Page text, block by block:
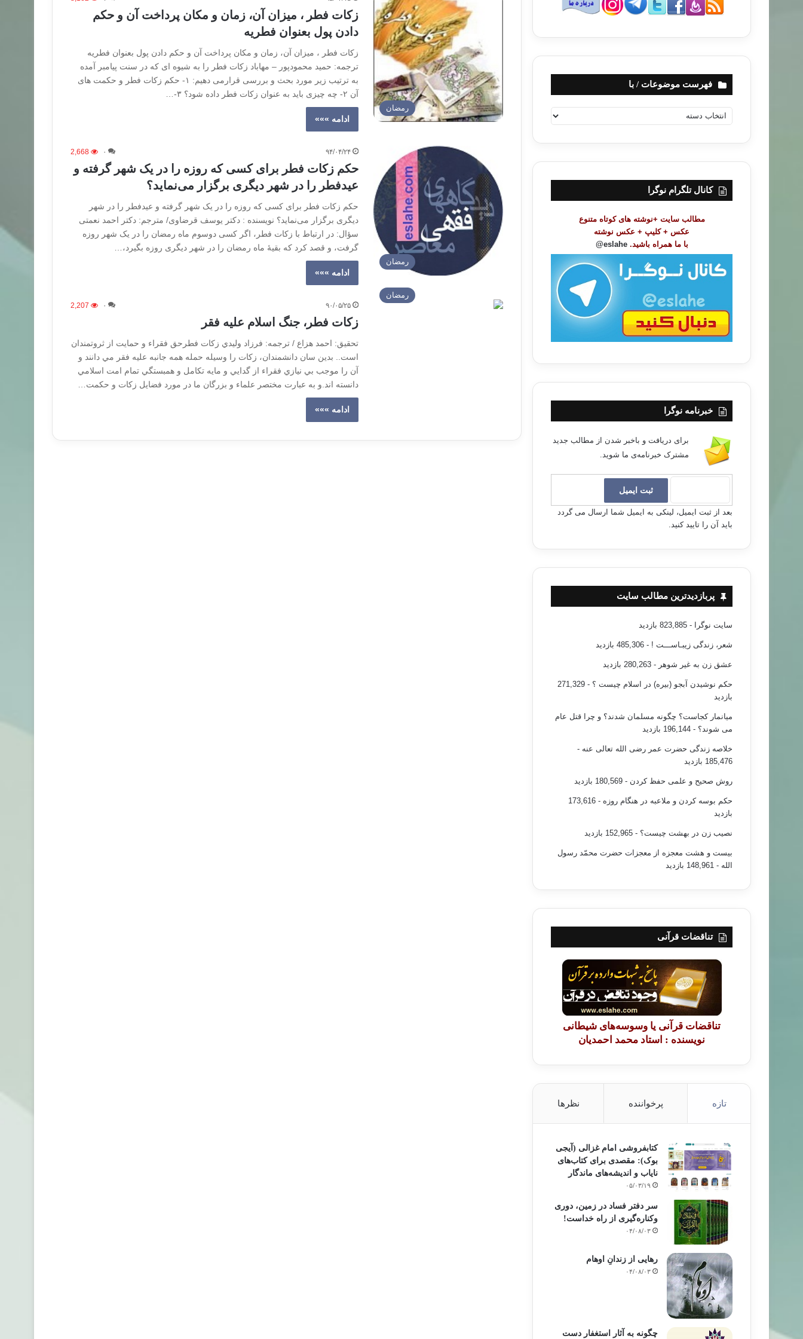
رمضان
زکات فطر ، میزان آن، زمان و مکان پرداخت آن و حکم
دادن پول بعنوان فطریه
زکات فطر ، میزان آن، زمان و مکان پرداخت آن و حکم دادن پول بعنوان فطریه
ترجمه: حمید محمودپور – مهاباد زکات فطر را به شیوه ای که در سنت پیامبر آمده
به ترتیب زیر مورد بحث و بررسی قرارمی دهیم: ۱- حکم زکات فطر و حکمت های
آن ۲- چه چیزی باید به عنوان زکات فطر داده شود؟ ۳-…
ادامه »»»
رمضان
۹۴/۰۴/۲۴ ۰ 2,668
حکم زکات فطر برای کسی که روزه را در یک شهر گرفته و
عیدفطر را در شهر دیگری برگزار می‌نماید؟
حکم زکات فطر برای کسی که روزه را در یک شهر گرفته و عیدفطر را در شهر
دیگری برگزار می‌نماید؟ نویسنده : دکتر یوسف قرضاوی/ مترجم: دکتر احمد نعمتی
سؤال: در ارتباط با زکات فطر، اگر کسی دوسوم ماه رمضان را در یک شهر روزه
گرفت، و قصد کرد که بقیۀ ماه رمضان را در شهر دیگری روزه بگیرد،…
ادامه »»»
رمضان
۹۰/۰۵/۲۵ ۰ 2,207
زكات فطر، جنگ اسلام علیه فقر
تحقيق: احمد هزاع / ترجمه: فرزاد وليدي زكات فطرحق فقراء و حمايت از ثروتمندان
است.. بدين سان دانشمندان، زكات را وسيله حمله همه جانبه علیه فقر مي دانند و
آن را موجب بي نيازي فقراء از گدايي و مايه تكامل و همبستگي تمام امت اسلامي
دانسته اند.و به عبارت مختصر علماء و بزرگان ما در مورد فضايل زكات و حكمت…
ادامه »»»
فهرست موضوعات / با
ه
ت
ض
کانال تلگرام نوگرا
مطالب سایت +نوشته های کوتاه متنوع
عکس + کلیپ + عکس نوشته
با ما همراه باشید. eslahe@
خبرنامه نوگرا
برای دریافت و باخبر شدن از مطالب جدید
مشترک خبرنامه‌ی ما شوید.
بعد از ثبت ایمیل، لینکی به ایمیل شما ارسال می گردد
باید آن را تایید کنید.
پربازدیدترین مطالب سایت
سایت نوگرا - 823,885 بازدید
شعر، زندگی زیبـاســـت ! - 485,306 بازدید
عشق زن به غیر شوهر - 280,263 بازدید
حکم نوشیدن آبجو (بیره) در اسلام چیست ؟
- 271,329
بازدید
میانمار کجاست؟ چگونه مسلمان شدند؟ و چرا قتل عام
می شوند؟ - 196,144 بازدید
خلاصه زندگی حضرت عمر رضی الله تعالی عنه -
185,476 بازدید
روش صحیح و علمی حفظ کردن - 180,569 بازدید
حکم بوسه کردن و ملاعبه در هنگام روزه
- 173,616
بازدید
نصیب زن در بهشت چیست؟ - 152,965 بازدید
بیست و هشت معجزه از معجزات حضرت محمّد رسول
الله - 148,961 بازدید
تناقضات قرآنی
تناقضات قرآنی یا وسوسه‌های شیطانی
نویسنده : استاد محمد احمدیان
تازه پرخواننده نظرها
کتابفروشی امام غزالی (آیجی
بوک): مقصدی برای کتاب‌های
نایاب و اندیشه‌های ماندگار
۰۵/۰۳/۱۹
سر دفتر فساد در زمین‌، دوری
وکناره‌گیری از راه خداست‌!
۰۴/۰۸/۰۳
رهایی از زندانِ اوهام
۰۴/۰۸/۰۳
چگونه به آثار استغفار دست